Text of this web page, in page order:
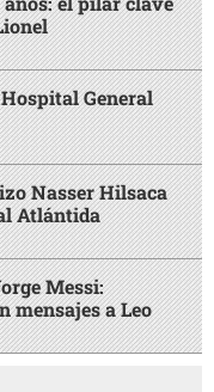
General
Nasser Hilsaca
Atlántida
Messi:
mensajes a Leo